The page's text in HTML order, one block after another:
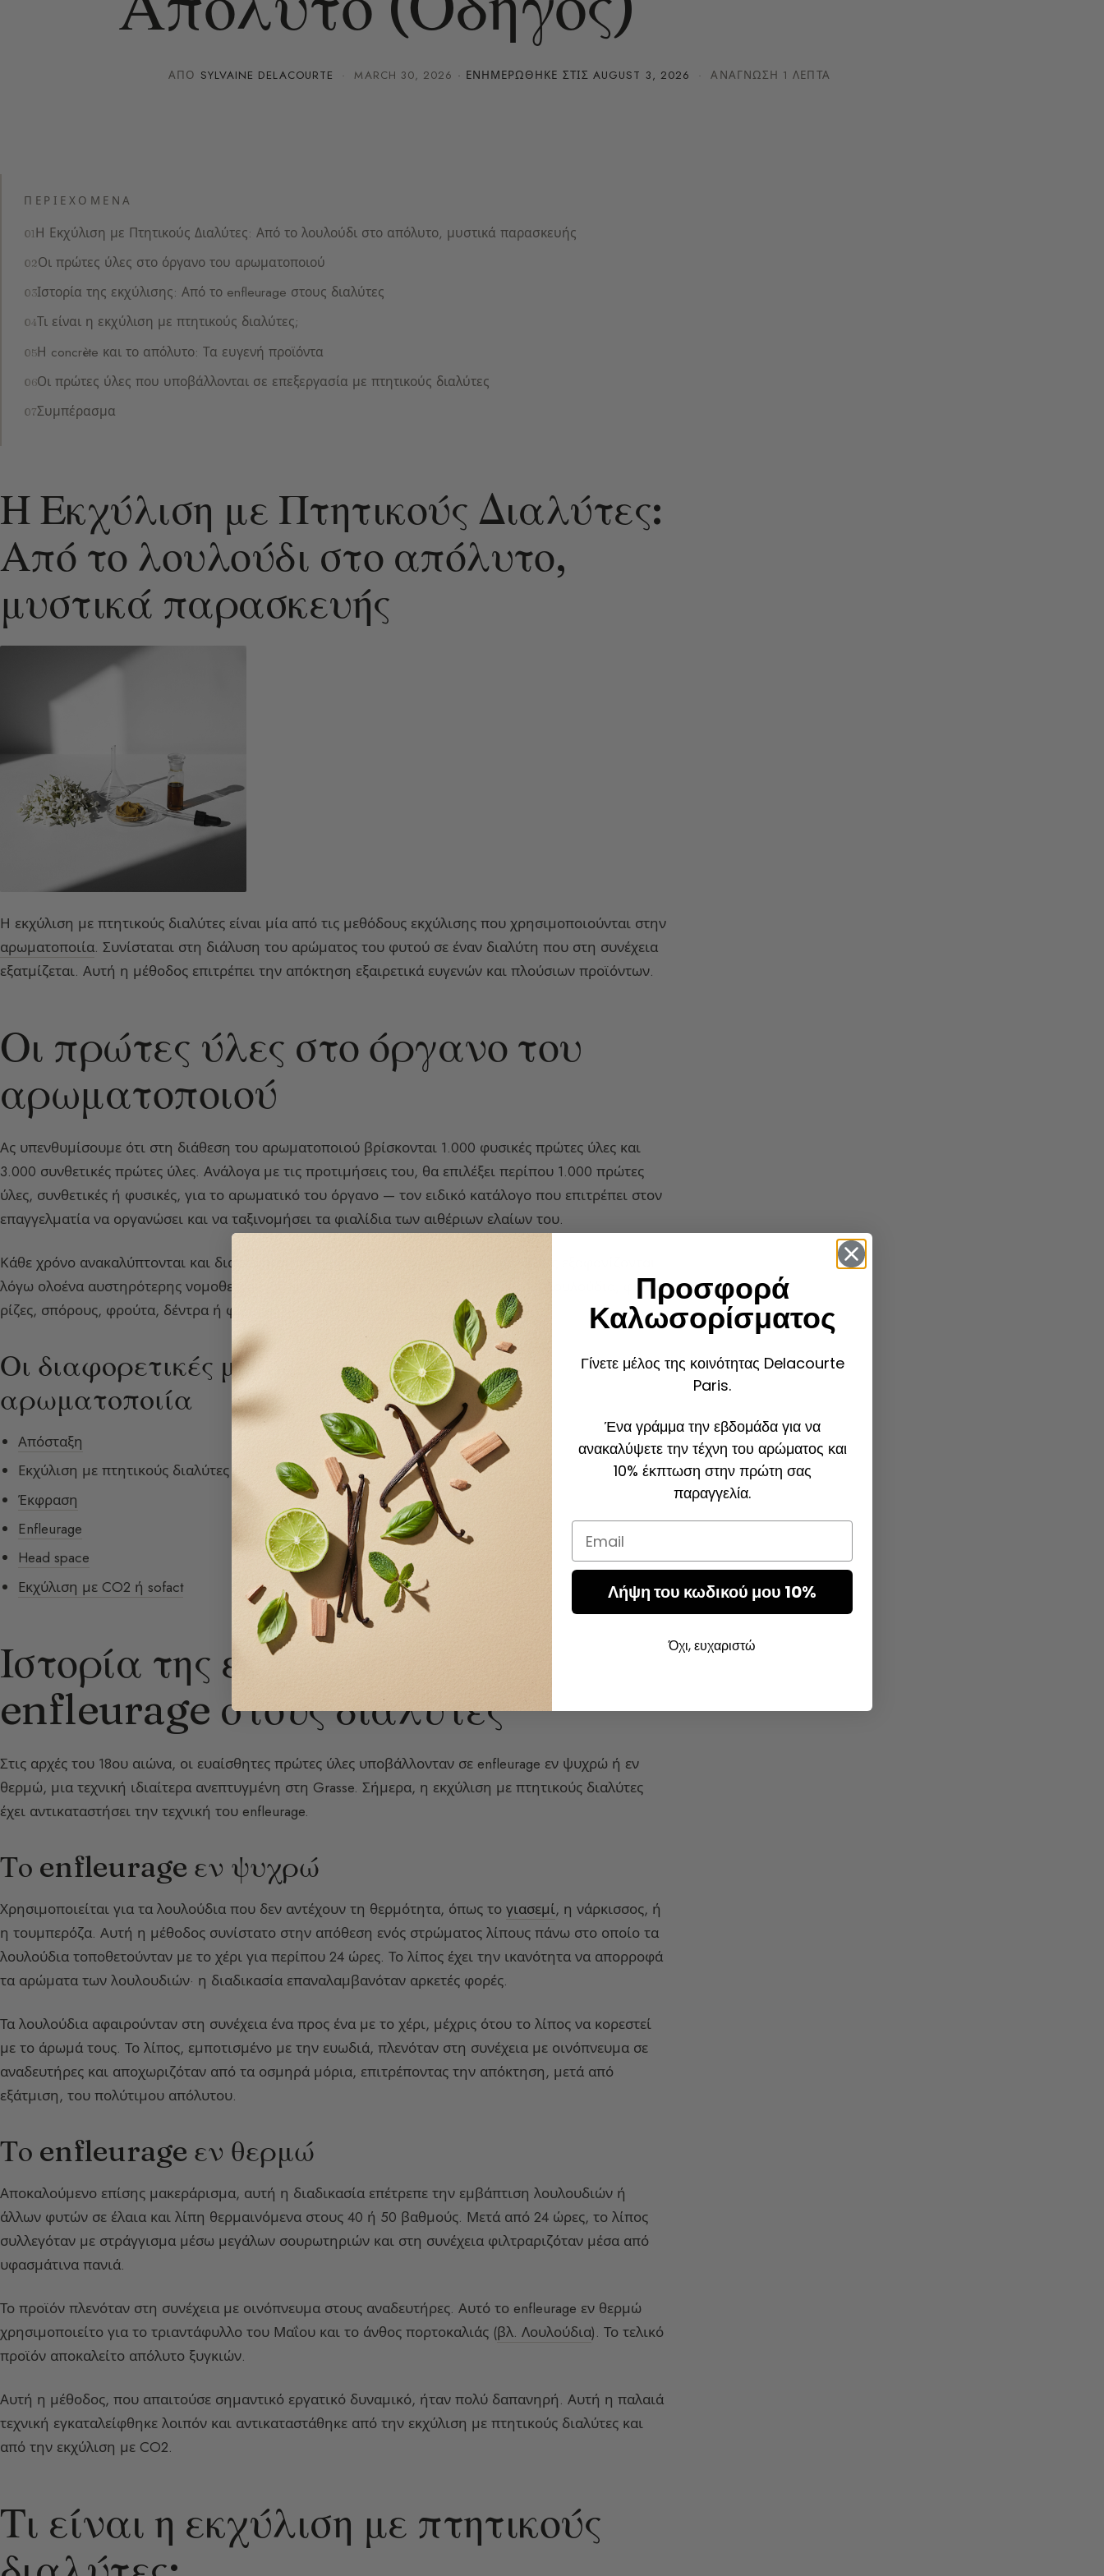
ΑΠΌ SYLVAINE DELACOURTE ·MARCH 30, 2026 · ΕΝΗΜΕΡΏΘΗΚΕ ΣΤΙΣAUGUST 3, 2026 · ΑΝΆΓΝΩΣΗ 1 ΛΕΠΤΆ
ΠΕΡΙΕΧΌΜΕΝΑ
Η Εκχύλιση με Πτητικούς Διαλύτες: Από το λουλούδι στο απόλυτο, μυστικά παρασκευής
Οι πρώτες ύλες στο όργανο του αρωματοποιού
Ιστορία της εκχύλισης: Από το enfleurage στους διαλύτες
Τι είναι η εκχύλιση με πτητικούς διαλύτες;
Η concrète και το απόλυτο: Τα ευγενή προϊόντα
Οι πρώτες ύλες που υποβάλλονται σε επεξεργασία με πτητικούς διαλύτες
Συμπέρασμα
Η Εκχύλιση με Πτητικούς Διαλύτες:
Από το λουλούδι στο απόλυτο,
μυστικά παρασκευής
Η εκχύλιση με πτητικούς διαλύτες είναι μία από τις μεθόδους εκχύλισης που χρησιμοποιούνται στην
αρωματοποιία. Συνίσταται στη διάλυση του αρώματος του φυτού σε έναν διαλύτη που στη συνέχεια
εξατμίζεται. Αυτή η μέθοδος επιτρέπει την απόκτηση εξαιρετικά ευγενών και πλούσιων προϊόντων.
Οι πρώτες ύλες στο όργανο του
αρωματοποιού
Ας υπενθυμίσουμε ότι στη διάθεση του αρωματοποιού βρίσκονται 1.000 φυσικές πρώτες ύλες και
3.000 συνθετικές πρώτες ύλες. Ανάλογα με τις προτιμήσεις του, θα επιλέξει περίπου 1.000 πρώτες
ύλες, συνθετικές ή φυσικές, για το αρωματικό του όργανο — τον ειδικό κατάλογο που επιτρέπει στον
επαγγελματία να οργανώσει και να ταξινομήσει τα φιαλίδια των αιθέριων ελαίων του.
Κάθε χρόνο ανακαλύπτονται και διατίθενται στην αγορά νέες πρώτες ύλες, ενώ άλλες εξαφανίζονται
λόγω ολοένα αυστηρότερης νομοθεσίας. Οι φυσικές πρώτες ύλες προέρχονται από λουλούδια, φύλλα,
ρίζες, σπόρους, φρούτα, δέντρα ή φλοιούς.
Οι διαφορετικές μέθοδοι εκχύλισης στην
αρωματοποιία
Απόσταξη
Εκχύλιση με πτητικούς διαλύτες
Έκφραση
Enfleurage
Head space
Εκχύλιση με CO2 ή sofact
Ιστορία της εκχύλισης: Από το
enfleurage στους διαλύτες
Στις αρχές του 18ου αιώνα, οι ευαίσθητες πρώτες ύλες υποβάλλονταν σε enfleurage εν ψυχρώ ή εν
θερμώ, μια τεχνική ιδιαίτερα ανεπτυγμένη στη Grasse. Σήμερα, η εκχύλιση με πτητικούς διαλύτες
έχει αντικαταστήσει την τεχνική του enfleurage.
Το enfleurage εν ψυχρώ
Χρησιμοποιείται για τα λουλούδια που δεν αντέχουν τη θερμότητα, όπως το γιασεμί, η νάρκισσος, ή
η τουμπερόζα. Αυτή η μέθοδος συνίστατο στην απόθεση ενός στρώματος λίπους πάνω στο οποίο τα
λουλούδια τοποθετούνταν με το χέρι για περίπου 24 ώρες. Το λίπος έχει την ικανότητα να απορροφά
τα αρώματα των λουλουδιών· η διαδικασία επαναλαμβανόταν αρκετές φορές.
Τα λουλούδια αφαιρούνταν στη συνέχεια ένα προς ένα με το χέρι, μέχρις ότου το λίπος να κορεστεί
με το άρωμά τους. Το λίπος, εμποτισμένο με την ευωδιά, πλενόταν στη συνέχεια με οινόπνευμα σε
αναδευτήρες και αποχωριζόταν από τα οσμηρά μόρια, επιτρέποντας την απόκτηση, μετά από
εξάτμιση, του πολύτιμου απόλυτου.
Το enfleurage εν θερμώ
Αποκαλούμενο επίσης μακεράρισμα, αυτή η διαδικασία επέτρεπε την εμβάπτιση λουλουδιών ή
άλλων φυτών σε έλαια και λίπη θερμαινόμενα στους 40 ή 50 βαθμούς. Μετά από 24 ώρες, το λίπος
συλλεγόταν με στράγγισμα μέσω μεγάλων σουρωτηριών και στη συνέχεια φιλτραριζόταν μέσα από
υφασμάτινα πανιά.
Το προϊόν πλενόταν στη συνέχεια με οινόπνευμα στους αναδευτήρες. Αυτό το enfleurage εν θερμώ
χρησιμοποιείτο για το τριαντάφυλλο του Μαΐου και το άνθος πορτοκαλιάς (βλ. Λουλούδια). Το τελικό
προϊόν αποκαλείτο απόλυτο ξυγκιών.
Αυτή η μέθοδος, που απαιτούσε σημαντικό εργατικό δυναμικό, ήταν πολύ δαπανηρή. Αυτή η παλαιά
τεχνική εγκαταλείφθηκε λοιπόν και αντικαταστάθηκε από την εκχύλιση με πτητικούς διαλύτες και
από την εκχύλιση με CO2.
Τι είναι η εκχύλιση με πτητικούς
Προσφορά
Καλωσορίσματος
Γίνετε μέλος της κοινότητας Delacourte
Paris.
Ένα γράμμα την εβδομάδα για να
ανακαλύψετε την τέχνη του αρώματος και
10% έκπτωση στην πρώτη σας
παραγγελία.
Email
Λήψη του κωδικού μου 10%
Όχι, ευχαριστώ